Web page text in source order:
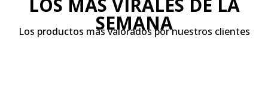
LOS MÁS VIRALES DE LA
SEMANA
Los productos más valorados por nuestros clientes